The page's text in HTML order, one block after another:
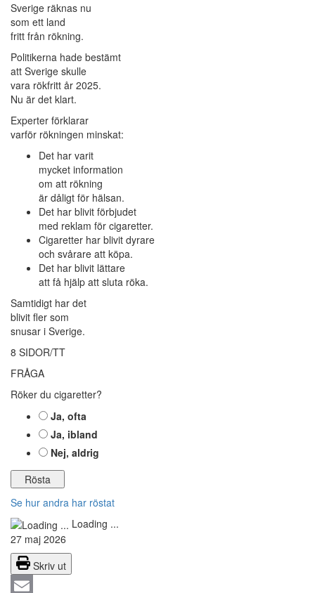
Sverige räknas nu
som ett land
fritt från rökning.
Politikerna hade bestämt
att Sverige skulle
vara rökfritt år 2025.
Nu är det klart.
Experter förklarar
varför rökningen minskat:
Det har varit
mycket information
om att rökning
är dåligt för hälsan.
Det har blivit förbjudet
med reklam för cigaretter.
Cigaretter har blivit dyrare
och svårare att köpa.
Det har blivit lättare
att få hjälp att sluta röka.
Samtidigt har det
blivit fler som
snusar i Sverige.
8 SIDOR/TT
FRÅGA
Röker du cigaretter?
Ja, ofta
Ja, ibland
Nej, aldrig
Se hur andra har röstat
Loading ...
27 maj 2026
Skriv ut